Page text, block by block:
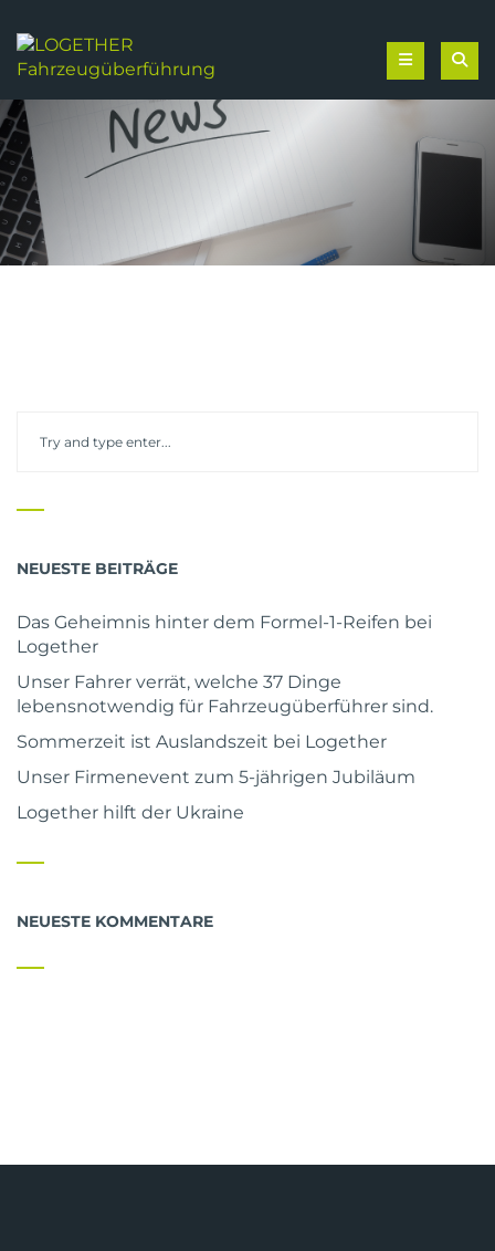
NEUESTE BEITRÄGE
Das Geheimnis hinter dem Formel-1-Reifen bei
Logether
Unser Fahrer verrät, welche 37 Dinge
lebensnotwendig für Fahrzeugüberführer sind.
Sommerzeit ist Auslandszeit bei Logether
Unser Firmenevent zum 5-jährigen Jubiläum
Logether hilft der Ukraine
NEUESTE KOMMENTARE